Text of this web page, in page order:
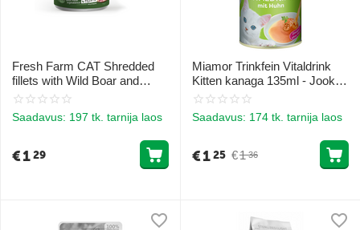
Fresh Farm CAT Shredded
fillets with Wild Boar and
Chicken 70gr - rebitud
maitsvas puljongis
Saadavus: 197 tk. tarnija laos
€129
Miamor Trinkfein Vitaldrink
Kitten kanaga 135ml - Jook
kassipoegadele
Saadavus: 174 tk. tarnija laos
€1 36
€125